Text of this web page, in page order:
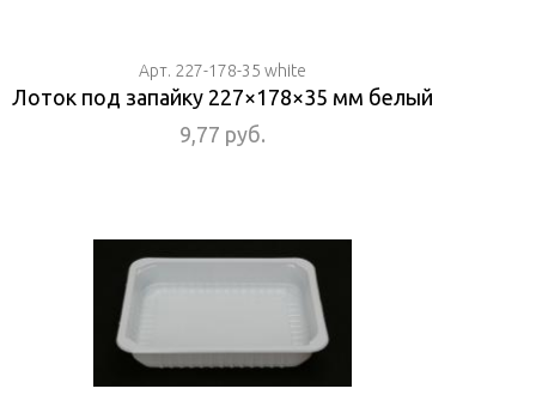
Арт. 227-178-35 white
Лоток под запайку 227×178×35 мм белый
9,77 руб.